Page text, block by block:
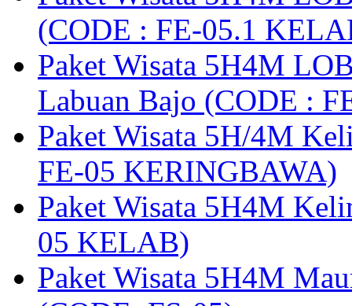
(CODE : FE-05.1
Paket Wisata 5H4M
Labuan Bajo (CODE :
Paket Wisata 5H/4M
FE-05 KERINGBAWA)
Paket Wisata 5H4M
05 KELAB)
Paket Wisata 5H4M